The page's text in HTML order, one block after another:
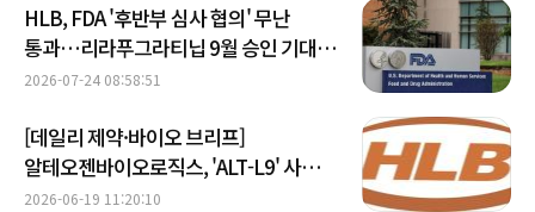
HLB, FDA '후반부 심사 협의' 무난
통과…리라푸그라티닙 9월 승인 기대감
↑
2026-07-24 08:58:51
[데일리 제약·바이오 브리프]
알테오젠바이오로직스, 'ALT-L9' 사우디
허가 획득 外
2026-06-19 11:20:10